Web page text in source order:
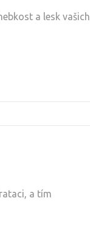
a lesk vašich
a tím